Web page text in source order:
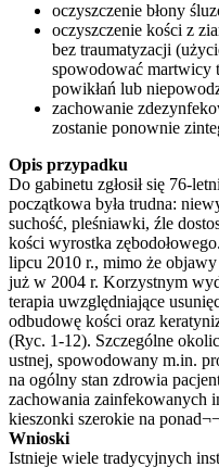
oczyszczenie błony
oczyszczenie kości z
bez traumatyzacji
spowodować martwicy
powikłań lub
zachowanie
zostanie ponownie
Opis przypadku
Do gabinetu zgłosił się 76-
początkowa była trudna:
suchość, pleśniawki, źle
kości wyrostka
lipcu 2010 r., mimo że
już w 2004 r. Korzystnym
terapia uwzględniające
odbudowę kości oraz
(Ryc. 1-12). Szczególne
ustnej, spowodowany m.in.
na ogólny stan zdrowia
zachowania zainfekowanych
kieszonki szerokie na
Wnioski
Istnieje wiele tradycyjnych